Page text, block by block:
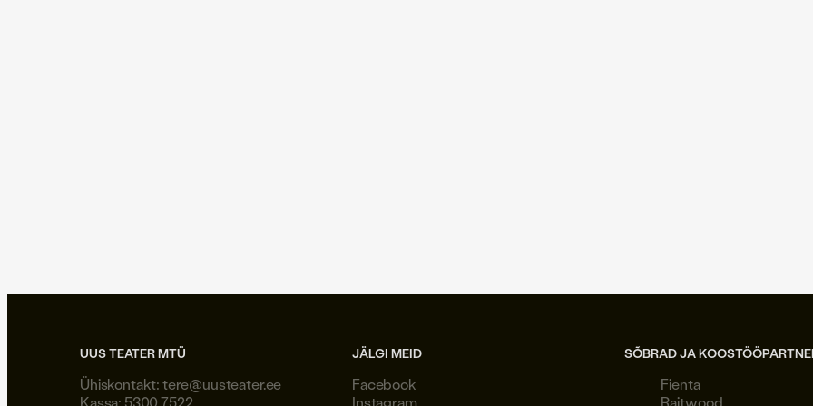
UUS TEATER MTÜ
Ühiskontakt:tere@uusteater.ee
Kassa: 5300 7522
JÄLGI MEID
Facebook
Instagram
SÕBRAD JA
Fienta
Raitwood